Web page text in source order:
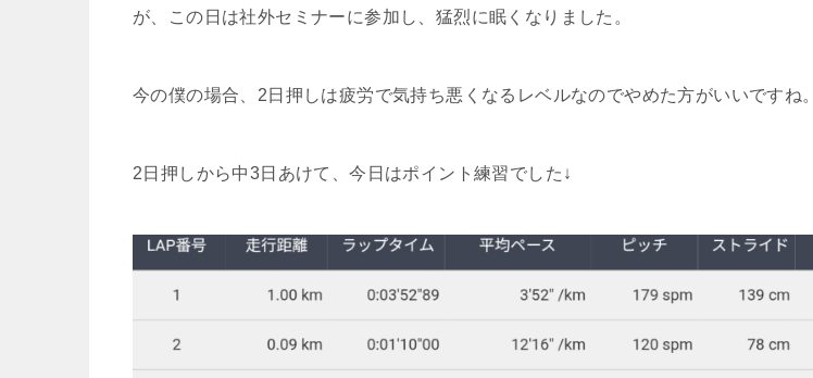
が、この日は社外セミナーに参加し、猛烈に眠くなりました。
今の僕の場合、2日押しは疲労で気持ち悪くなるレベルなのでやめた方がいいですね。
2日押しから中3日あけて、今日はポイント練習でした↓